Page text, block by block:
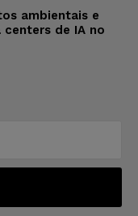
ambientais e
de IA no